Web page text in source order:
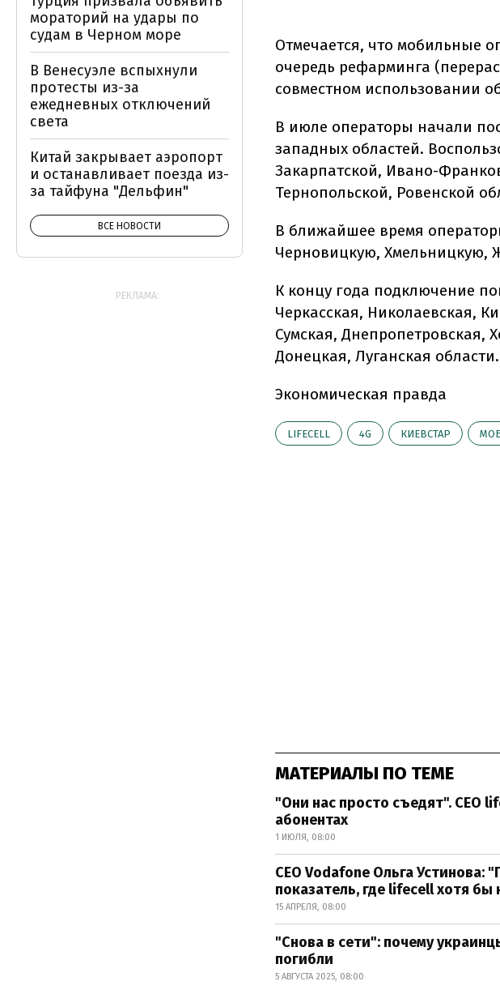
Отмечается, что мобильные
очередь рефарминга
совместном использовании
В июле операторы начали
западных областей.
Закарпатской, Ивано-
Тернопольской, Ровенской
В ближайшее время
Черновицкую, Хмельницкую,
К концу года подключение
Черкасская, Николаевская,
Сумская, Днепропетровская,
Донецкая, Луганская области.
Экономическая правда
LIFECELL 4G КИЕВСТАР
МАТЕРИАЛЫ ПО ТЕМЕ
"Они нас просто съедят". CEO
абонентах
1 ИЮЛЯ, 08:00
CEO Vodafone Ольга
показатель, где lifecell хотя
15 АПРЕЛЯ, 08:00
"Снова в сети": почему
погибли
5 АВГУСТА 2025, 08:00
мораторий на удары по
судам в Черном море
В Венесуэле вспыхнули
протесты из-за
ежедневных отключений
света
Китай закрывает аэропорт
и останавливает поезда из-
за тайфуна "Дельфин"
ВСЕ НОВОСТИ
РЕКЛАМА: